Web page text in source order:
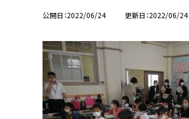
公開日 2022/06/24 更新日 2022/06/24